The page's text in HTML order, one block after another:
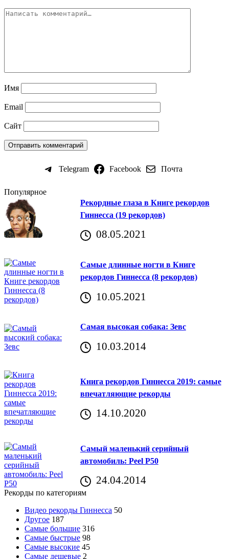
Имя
Email
Сайт
Telegram Facebook Почта
Популярное
Рекордные глаза в Книге рекордов
Гиннесса (19 рекордов)
08.05.2021
Самые длинные ногти в Книге
рекордов Гиннесса (8 рекордов)
10.05.2021
Самая высокая собака: Зевс
10.03.2014
Книга рекордов Гиннесса 2019: самые
впечатляющие рекорды
14.10.2020
Самый маленький серийный
автомобиль: Peel P50
24.04.2014
Рекорды по категориям
Видео рекорды Гиннесса 50
Другое 187
Самые большие 316
Самые быстрые 98
Самые высокие 45
Самые дешевые 2